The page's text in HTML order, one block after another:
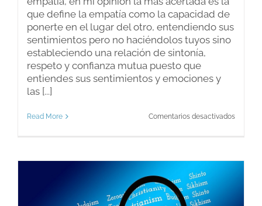
que define la empatía como la capacidad de
ponerte en el lugar del otro, entendiendo sus
sentimientos pero no haciéndolos tuyos sino
estableciendo una relación de sintonía,
respeto y confianza mutua puesto que
entiendes sus sentimientos y emociones y
las [...]
Read More Comentarios desactivadosen